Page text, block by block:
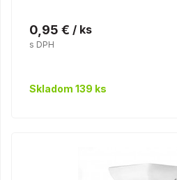
0,95 € / ks
s DPH
Skladom 139 ks